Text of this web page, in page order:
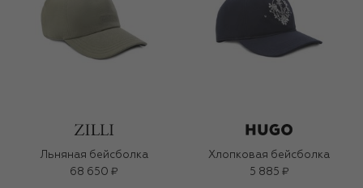
Льняная бейсболка
68 650 ₽
Хлопковая бейсболка
5 885 ₽